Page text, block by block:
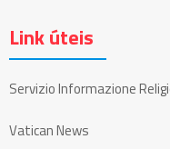
Link úteis
Servizio Informazione
Vatican News